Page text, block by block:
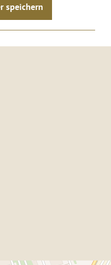
speichern